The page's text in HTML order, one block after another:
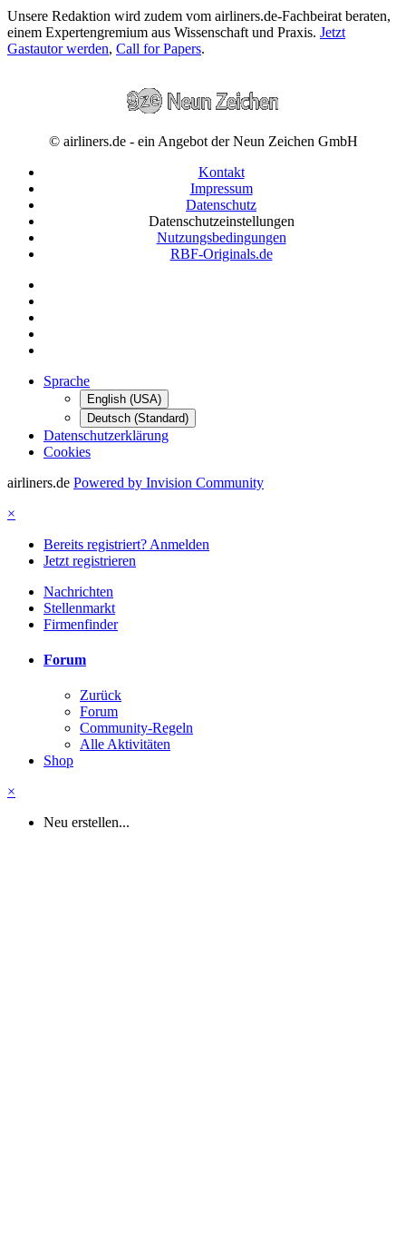
Unsere Redaktion wird zudem vom airliners.de-Fachbeirat beraten,
einem Expertengremium aus Wissenschaft und Praxis. Jetzt
Gastautor werden, Call for Papers.
© airliners.de - ein Angebot der Neun Zeichen GmbH
Kontakt
Impressum
Datenschutz
Datenschutzeinstellungen
Nutzungsbedingungen
RBF-Originals.de
Sprache
English (USA)
Deutsch (Standard)
Datenschutzerklärung
Cookies
airliners.de Powered by Invision Community
×
Bereits registriert? Anmelden
Jetzt registrieren
Nachrichten
Stellenmarkt
Firmenfinder
Forum
Zurück
Forum
Community-Regeln
Alle Aktivitäten
Shop
×
Neu erstellen...